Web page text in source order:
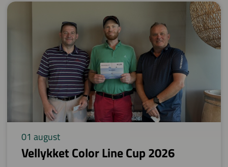
01 august
Vellykket Color Line Cup 2026